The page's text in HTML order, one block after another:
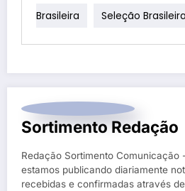
Brasileira Seleção
Sortimento Redação
Redação Sortimento Comunicação
estamos publicando diariamente
recebidas e confirmadas através